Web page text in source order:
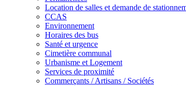
Location de salles et demande de
CCAS
Environnement
Horaires des bus
Santé et urgence
Cimetière communal
Urbanisme et Logement
Services de proximité
Commerçants / Artisans / Sociétés